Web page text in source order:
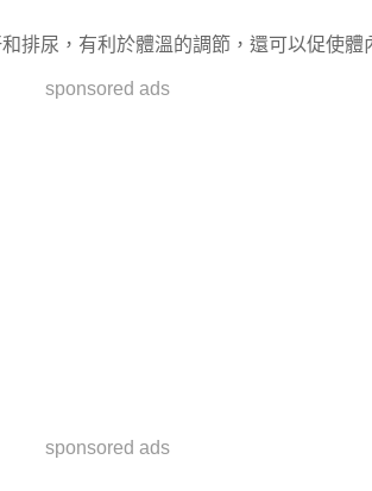
排尿，有利於體溫的調節，還可以促使體
sponsored ads
sponsored ads